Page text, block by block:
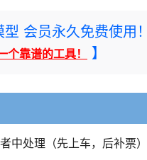
会员永久免费使用！
靠谱的工具！ 】
中处理（先上车，后补票）